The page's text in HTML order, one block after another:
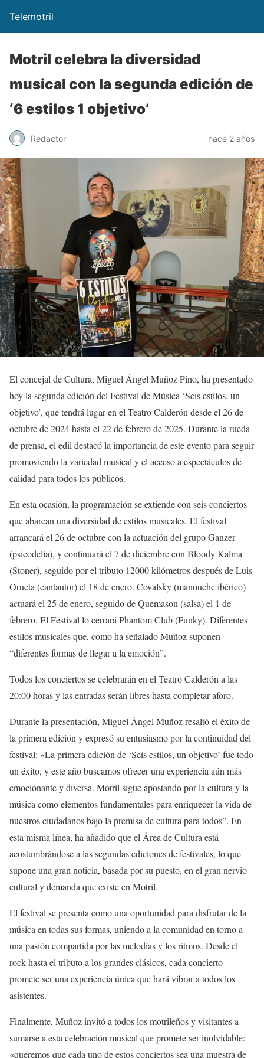
Telemotril
Motril celebra la diversidad
musical con la segunda edición de
‘6 estilos 1 objetivo’
Redactor hace 2 años
El concejal de Cultura, Miguel Ángel Muñoz Pino, ha presentado
hoy la segunda edición del Festival de Música ‘Seis estilos, un
objetivo’, que tendrá lugar en el Teatro Calderón desde el 26 de
octubre de 2024 hasta el 22 de febrero de 2025. Durante la rueda
de prensa, el edil destacó la importancia de este evento para seguir
promoviendo la variedad musical y el acceso a espectáculos de
calidad para todos los públicos.
En esta ocasión, la programación se extiende con seis conciertos
que abarcan una diversidad de estilos musicales. El festival
arrancará el 26 de octubre con la actuación del grupo Ganzer
(psicodelia), y continuará el 7 de diciembre con Bloody Kalma
(Stoner), seguido por el tributo 12000 kilómetros después de Luis
Orueta (cantautor) el 18 de enero. Covalsky (manouche ibérico)
actuará el 25 de enero, seguido de Quemason (salsa) el 1 de
febrero. El Festival lo cerrará Phantom Club (Funky). Diferentes
estilos musicales que, como ha señalado Muñoz suponen
“diferentes formas de llegar a la emoción”.
Todos los conciertos se celebrarán en el Teatro Calderón a las
20:00 horas y las entradas serán libres hasta completar aforo.
Durante la presentación, Miguel Ángel Muñoz resaltó el éxito de
la primera edición y expresó su entusiasmo por la continuidad del
festival: «La primera edición de ‘Seis estilos, un objetivo’ fue todo
un éxito, y este año buscamos ofrecer una experiencia aún más
emocionante y diversa. Motril sigue apostando por la cultura y la
música como elementos fundamentales para enriquecer la vida de
nuestros ciudadanos bajo la premisa de cultura para todos”. En
esta misma línea, ha añadido que el Área de Cultura está
acostumbrándose a las segundas ediciones de festivales, lo que
supone una gran noticia, basada por su puesto, en el gran nervio
cultural y demanda que existe en Motril.
El festival se presenta como una oportunidad para disfrutar de la
música en todas sus formas, uniendo a la comunidad en torno a
una pasión compartida por las melodías y los ritmos. Desde el
rock hasta el tributo a los grandes clásicos, cada concierto
promete ser una experiencia única que hará vibrar a todos los
asistentes.
Finalmente, Muñoz invitó a todos los motrileños y visitantes a
sumarse a esta celebración musical que promete ser inolvidable:
«queremos que cada uno de estos conciertos sea una muestra de